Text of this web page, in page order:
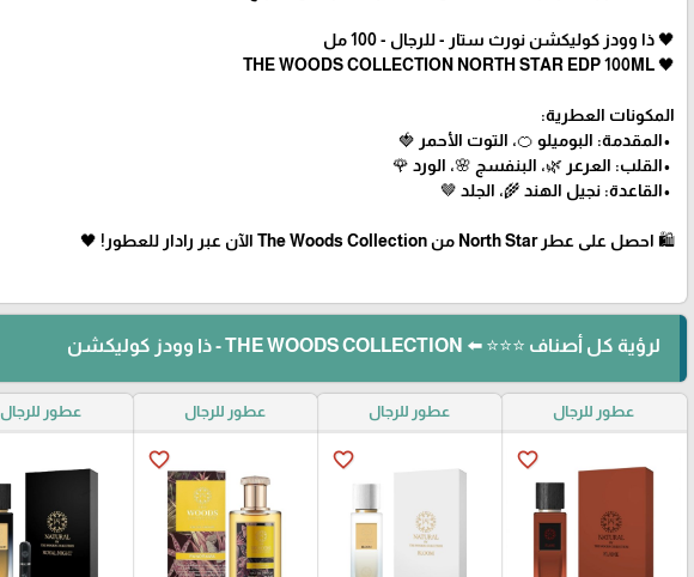
🖤 ذا وودز كوليكشن نورث ستار - للرجال - 100 مل
🖤 THE WOODS COLLECTION NORTH STAR EDP 100ML
المكونات العطرية:
•المقدمة: البوميلو 🍊، التوت الأحمر 🍓
•القلب: العرعر 🌿، البنفسج 🌸، الورد 🌹
•القاعدة: نجيل الهند 🌾، الجلد 🤎
🛍 احصل على عطر North Star من The Woods Collection الآن عبر رادار للعطور! 🖤
لرؤية كل أصناف ⭐⭐⭐ ⬅️ THE WOODS COLLECTION - ذا وودز كوليكشن
عطور للرجال
favorite_border
عطور للرجال
favorite_border
عطور للرجال
favorite_border
عطور للرجال